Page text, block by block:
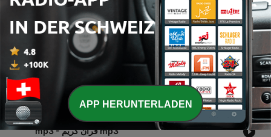
03 Jun. 2024
530
MUHAMMAD AYYUB MP3 QURAN MP3 القران
الكريم كاملا mp3 - قران كريم mp3
16 Apr. 2024
ABDULLAH AL KHAYAT MP3 QURAN MP3 القران
الكريم كاملا mp3 - قران كريم mp3
09 Feb. 2024
528 - ABDUL RAHMAN AS SUDAIS MP3 القران الكريم كاملا
mp3 - قران كريم mp3
APP HERUNTERLADEN